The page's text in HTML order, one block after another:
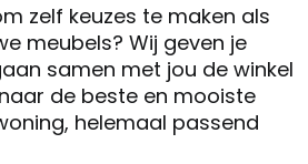
zelf keuzes te maken als
meubels? Wij geven je
samen met jou de winkel
de beste en mooiste
helemaal passend